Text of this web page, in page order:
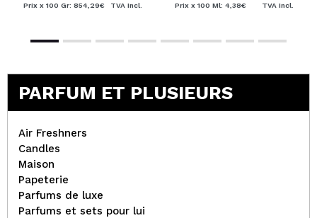
Prix x 100 Gr: 854,29€ TVA Incl. Prix x 100 Ml: 4,38€ TVA Incl.
PARFUM ET PLUSIEURS
Air Freshners
Candles
Maison
Papeterie
Parfums de luxe
Parfums et sets pour lui